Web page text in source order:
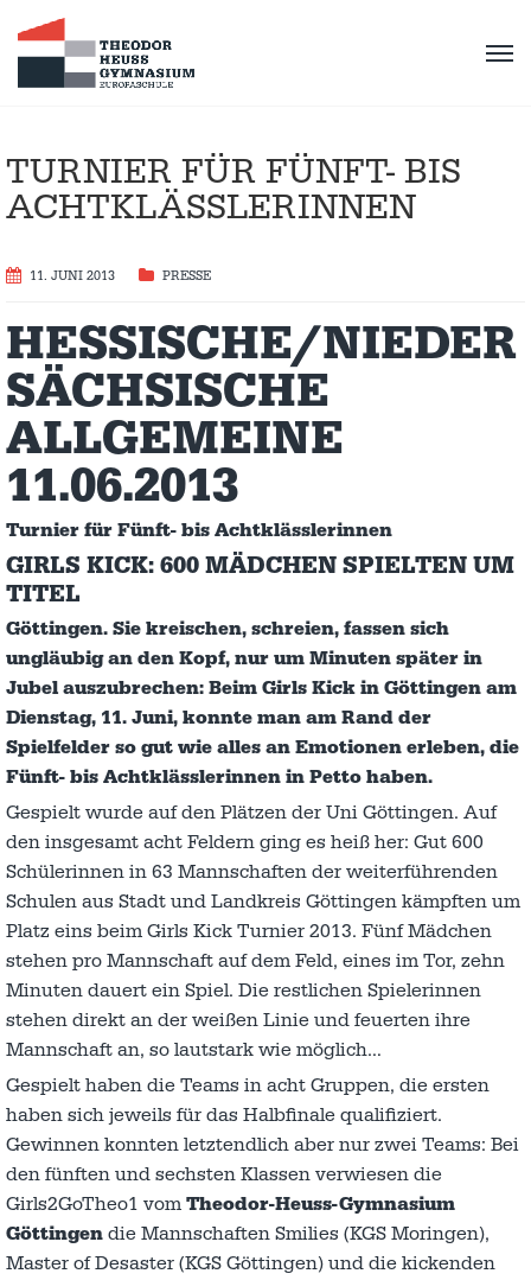
TURNIER FÜR FÜNFT- BIS
ACHTKLÄSSLERINNEN
11. JUNI 2013 PRESSE
HESSISCHE/NIEDER
SÄCHSISCHE
ALLGEMEINE
11.06.2013
Turnier für Fünft- bis Achtklässlerinnen
GIRLS KICK: 600 MÄDCHEN SPIELTEN UM
TITEL
Göttingen. Sie kreischen, schreien, fassen sich
ungläubig an den Kopf, nur um Minuten später in
Jubel auszubrechen: Beim Girls Kick in Göttingen am
Dienstag, 11. Juni, konnte man am Rand der
Spielfelder so gut wie alles an Emotionen erleben, die
Fünft- bis Achtklässlerinnen in Petto haben.
Gespielt wurde auf den Plätzen der Uni Göttingen. Auf
den insgesamt acht Feldern ging es heiß her: Gut 600
Schülerinnen in 63 Mannschaften der weiterführenden
Schulen aus Stadt und Landkreis Göttingen kämpften um
Platz eins beim Girls Kick Turnier 2013. Fünf Mädchen
stehen pro Mannschaft auf dem Feld, eines im Tor, zehn
Minuten dauert ein Spiel. Die restlichen Spielerinnen
stehen direkt an der weißen Linie und feuerten ihre
Mannschaft an, so lautstark wie möglich…
Gespielt haben die Teams in acht Gruppen, die ersten
haben sich jeweils für das Halbfinale qualifiziert.
Gewinnen konnten letztendlich aber nur zwei Teams: Bei
den fünften und sechsten Klassen verwiesen die
Girls2GoTheo1 vom Theodor-Heuss-Gymnasium
Göttingen die Mannschaften Smilies (KGS Moringen),
Master of Desaster (KGS Göttingen) und die kickenden